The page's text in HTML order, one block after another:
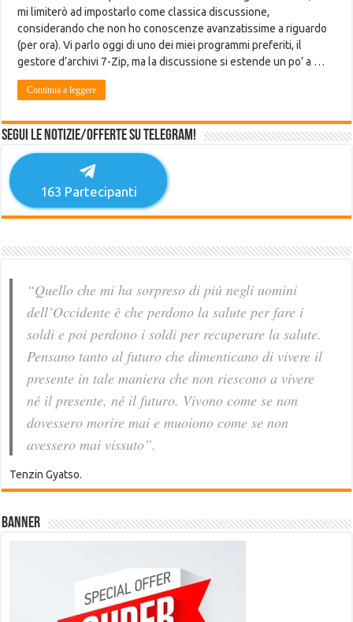
mi limiterò ad impostarlo come classica discussione,
considerando che non ho conoscenze avanzatissime a riguardo
(per ora). Vi parlo oggi di uno dei miei programmi preferiti, il
gestore d’archivi 7-Zip, ma la discussione si estende un po’ a …
Continua a leggere
Segui le notizie/offerte su Telegram!
163 Partecipanti
“Quello che mi ha sorpreso di più negli uomini
dell’Occidente è che perdono la salute per fare i
soldi e poi perdono i soldi per recuperare la salute.
Pensano tanto al futuro che dimenticano di vivere il
presente in tale maniera che non riescono a vivere
né il presente, né il futuro. Vivono come se non
dovessero morire mai e muoiono come se non
avessero mai vissuto”.
Tenzin Gyatso.
Banner